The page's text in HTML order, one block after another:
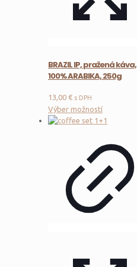
BRAZIL IP, pražená káva,
100% ARABIKA, 250g
13,00 € s DPH
Výber možnostíTento
produkt
viacero
variantov.
Možnosti
si
môžete
vybrať
na